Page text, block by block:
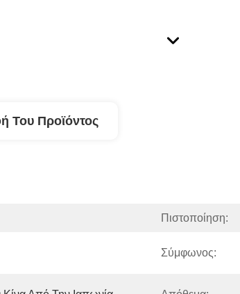
Του Προϊόντος
Πιστοποίηση:
Σύμφωνος: